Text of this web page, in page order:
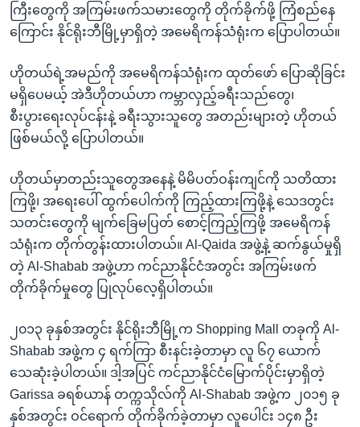
ကြီးတွေကို အကြမ်းဖက်သမားတွေကို တိုက်ခိုက်ဖို့ ကြံစည်နေ
ကြောင်း နိုင်ရိုးဘီမြို့မှာရှိတဲ့ အမေရိကန်သံရုံးက ပြောပါတယ်။
ဟိုတယ်ရဲ့အမည်ကို အမေရိကန်သံရုံးက ထုတ်ဖော် ပြောဆိုခြင်း
မရှိပေမယ့် အဲဒီဟိုတယ်ဟာ ကမ္ဘာလှည့်ခရီးသည်တွေ၊
စီးပွားရေးလုပ်ငန်းနဲ့ ခရီးသွားသူတွေ အတည်းများတဲ့ ဟိုတယ်
ဖြစ်မယ်လို့ ပြောပါတယ်။
ဟိုတယ်မှာတည်းသူတွေအနေနဲ့ မိမိပတ်ဝန်းကျင်ကို သတိထား
ကြဖို့၊ အရေးပေါ် ထွက်ပေါက်ကို ကြည့်ထားကြဖို့နဲ့ သေဒတွင်း
သတင်းတွေကို မျက်ခြေမပြတ် စောင့်ကြည့်ကြဖို့ အမေရိကန်
သံရုံးက တိုက်တွန်းထားပါတယ်။ Al-Qaida အဖွဲ့နဲ့ ဆက်နွယ်မှုရှိ
တဲ့ Al-Shabab အဖွဲ့ဟာ ကင်ညာနိုင်ငံအတွင်း အကြမ်းဖက်
တိုက်ခိုက်မှုတွေ ပြုလုပ်လေ့ရှိပါတယ်။
၂၀၁၃ ခုနှစ်အတွင်း နိုင်ရိုးဘီမြို့က Shopping Mall တခုကို Al-
Shabab အဖွဲ့က ၄ ရက်ကြာ စီးနင်းခဲ့တာမှာ လူ ၆၇ ယောက်
သေဆုံးခဲ့ပါတယ်။ ဒါ့အပြင် ကင်ညာနိုင်ငံမြောက်ပိုင်းမှာရှိတဲ့
Garissa ခရစ်ယာန် တက္ကသိုလ်ကို Al-Shabab အဖွဲ့က ၂၀၁၅ ခု
နှစ်အတွင်း ဝင်ရောက် တိုက်ခိုက်ခဲ့တာမှာ လူပေါင်း ၁၄၈ ဦး